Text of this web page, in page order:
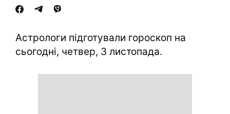
Астрологи підготували гороскоп на
сьогодні, четвер, 3 листопада.